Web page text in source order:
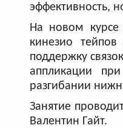
эффективность,
На новом
кинезио
поддержку
аппликации
разгибании
Занятие
Валентин Гайт.